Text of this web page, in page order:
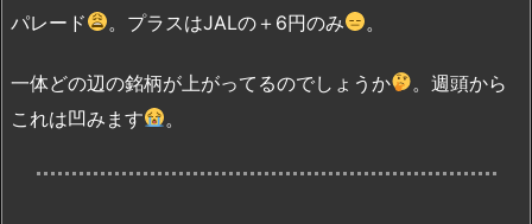
パレード
。プラスはJALの＋6円のみ 。
一体どの辺の銘柄が上がってるのでしょうか
。週頭から
これは凹みます
。